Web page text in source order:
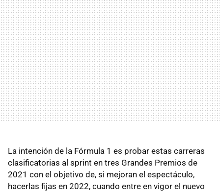
La intención de la Fórmula 1 es probar estas carreras
clasificatorias al sprint en tres Grandes Premios de
2021 con el objetivo de, si mejoran el espectáculo,
hacerlas fijas en 2022, cuando entre en vigor el nuevo